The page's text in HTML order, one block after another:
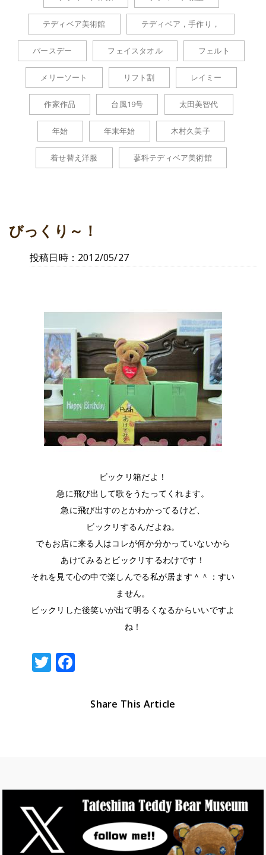
テディベア美術館 テディベア，手作り，
バースデー フェイスタオル フェルト
メリーソート リフト割 レイミー
作家作品 台風19号 太田美智代
年始 年末年始 木村久美子
着せ替え洋服 蓼科テディベア美術館
びっくり～！
投稿日時：2012/05/27
ビックリ箱だよ！
急に飛び出して歌をうたってくれます。
急に飛び出すのとかわかってるけど、
ビックリするんだよね。
でもお店に来る人はコレが何か分かっていないから
あけてみるとビックリするわけです！
それを見て心の中で楽しんでる私が居ます＾＾：すい
ません。
ビックリした後笑いが出て明るくなるからいいですよ
ね！
T
k
Share This Article